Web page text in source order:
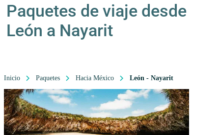
Paquetes de viaje desde
León a Nayarit
Inicio Paquetes Hacia México León - Nayarit